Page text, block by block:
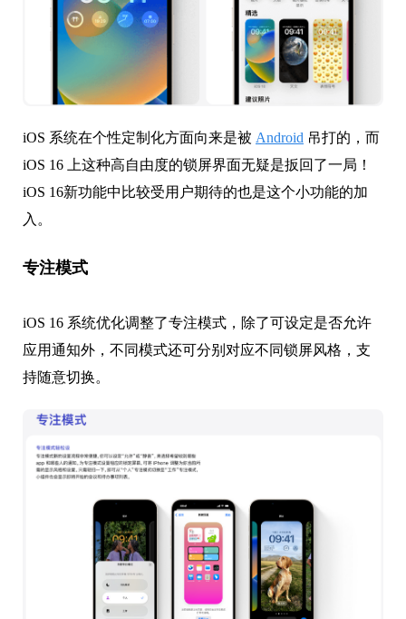
iOS 系统在个性定制化方面向来是被 Android 吊打的，而
iOS 16 上这种高自由度的锁屏界面无疑是扳回了一局！
iOS 16新功能中比较受用户期待的也是这个小功能的加
入。
专注模式
iOS 16 系统优化调整了专注模式，除了可设定是否允许
应用通知外，不同模式还可分别对应不同锁屏风格，支
持随意切换。